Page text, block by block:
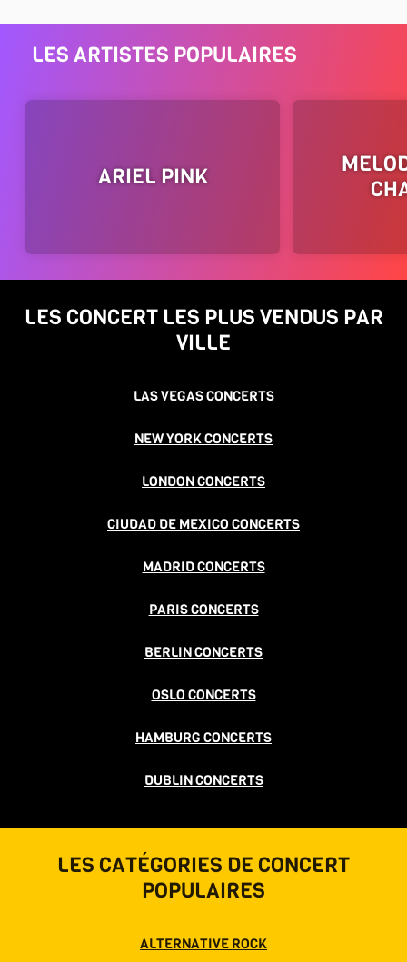
LES ARTISTES POPULAIRES
ARIEL PINK
LES CONCERT LES PLUS VENDUS PAR
VILLE
LAS VEGAS CONCERTS
NEW YORK CONCERTS
LONDON CONCERTS
CIUDAD DE MEXICO CONCERTS
MADRID CONCERTS
PARIS CONCERTS
BERLIN CONCERTS
OSLO CONCERTS
HAMBURG CONCERTS
DUBLIN CONCERTS
LES CATÉGORIES DE CONCERT
POPULAIRES
ALTERNATIVE ROCK